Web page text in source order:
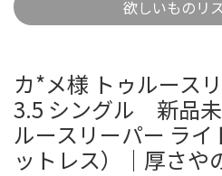
欲しいものリ
カ*メ様 トゥルース
3.5 シングル 新品
ルースリーパー ラ
ットレス）｜厚さや